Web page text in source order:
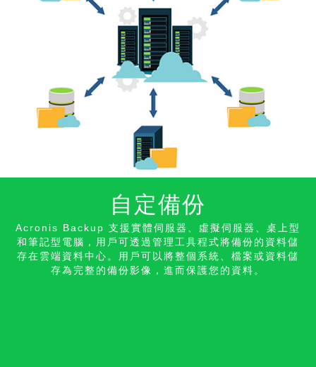
自定備份
Acronis Backup 支援實體伺服器、虛擬伺服器、桌上型
和筆記型電腦，用戶可透過管理工具程式將備份的資料儲
存在雲端資料中心。用戶可以將整個系統、檔案或資料儲
存為完整的備份影像，進而保護您的資料。